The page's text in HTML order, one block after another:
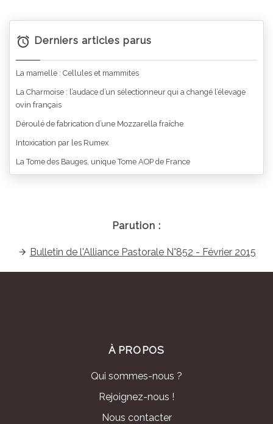
Derniers articles parus
La mamelle : Cellules et mammites
La Charmoise : l’audace d’un sélectionneur qui a changé l’élevage
ovin français
Déroulé de fabrication d’une Mozzarella fraîche
Intoxication par les Rumex
La Tome des Bauges, unique Tome AOP de France
Parution :
Bulletin de l'Alliance Pastorale N°852 - Février 2015
À PROPOS
Qui sommes-nous ?
Rejoignez-nous !
Nous contacter